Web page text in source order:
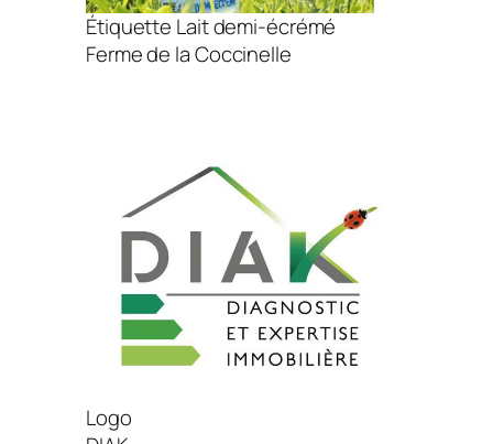
Étiquette Lait demi-écrémé
Ferme de la Coccinelle
Logo